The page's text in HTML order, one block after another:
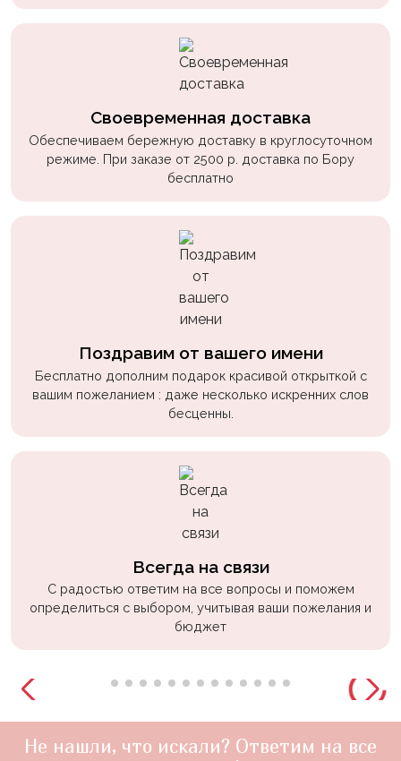
Своевременная доставка
Обеспечиваем бережную доставку в круглосуточном
режиме. При заказе от 2500 р. доставка по Бору
бесплатно
Поздравим от вашего имени
Бесплатно дополним подарок красивой открыткой с
вашим пожеланием : даже несколько искренних слов
бесценны.
Всегда на связи
С радостью ответим на все вопросы и поможем
определиться с выбором, учитывая ваши пожелания и
бюджет
Не нашли, что искали? Ответим на все